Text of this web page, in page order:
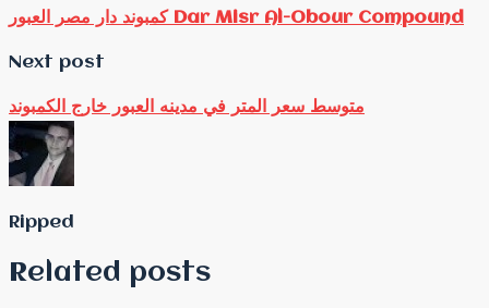
كمبوند دار مصر العبور Dar Misr Al-Obour Compound
Next post
متوسط سعر المتر في مدينه العبور خارج الكمبوند
Ripped
Related posts